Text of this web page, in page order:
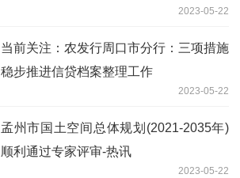
2023-05-22
当前关注：农发行周口市分行：三项措施
稳步推进信贷档案整理工作
2023-05-22
孟州市国土空间总体规划(2021-2035年)
顺利通过专家评审-热讯
2023-05-22